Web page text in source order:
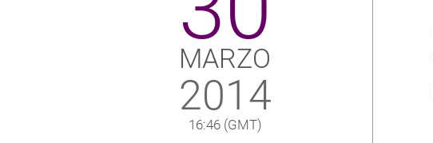
MARZO
2014
16:46 (GMT)